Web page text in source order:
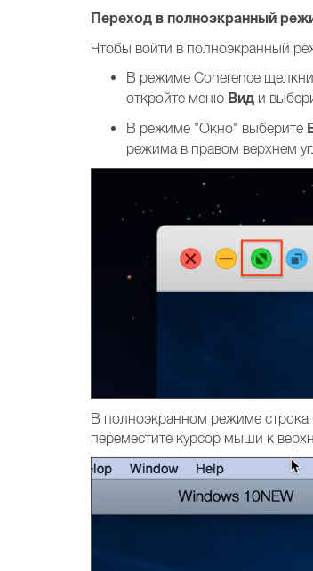
Переход в полноэкранный
Чтобы войти в полноэкранный
В режиме Coherence
откройте меню Вид и
В режиме "Окно" выберите
режима в правом верхнем
В полноэкранном режиме строка
переместите курсор мыши к